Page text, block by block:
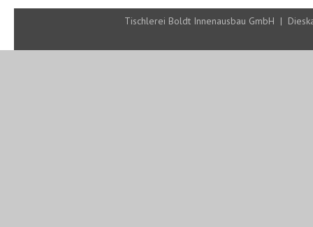
Tischlerei Boldt Innenausbau GmbH |